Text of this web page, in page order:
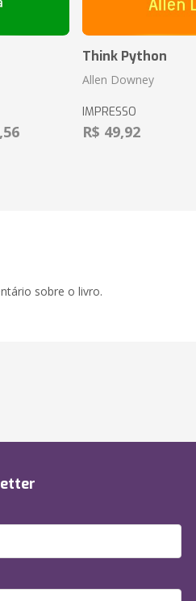
Think Python
Allen Downey
IMPRESSO
R$ 49,92
sobre o livro.